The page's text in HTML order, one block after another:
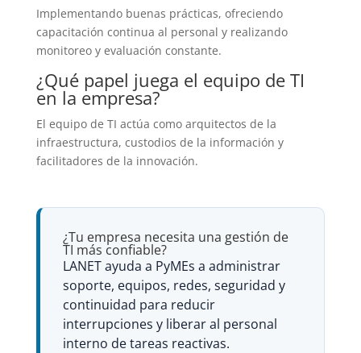
Implementando buenas prácticas, ofreciendo
capacitación continua al personal y realizando
monitoreo y evaluación constante.
¿Qué papel juega el equipo de TI
en la empresa?
El equipo de TI actúa como arquitectos de la
infraestructura, custodios de la información y
facilitadores de la innovación.
¿Tu empresa necesita una gestión de
TI más confiable?
LANET ayuda a PyMEs a administrar
soporte, equipos, redes, seguridad y
continuidad para reducir
interrupciones y liberar al personal
interno de tareas reactivas.